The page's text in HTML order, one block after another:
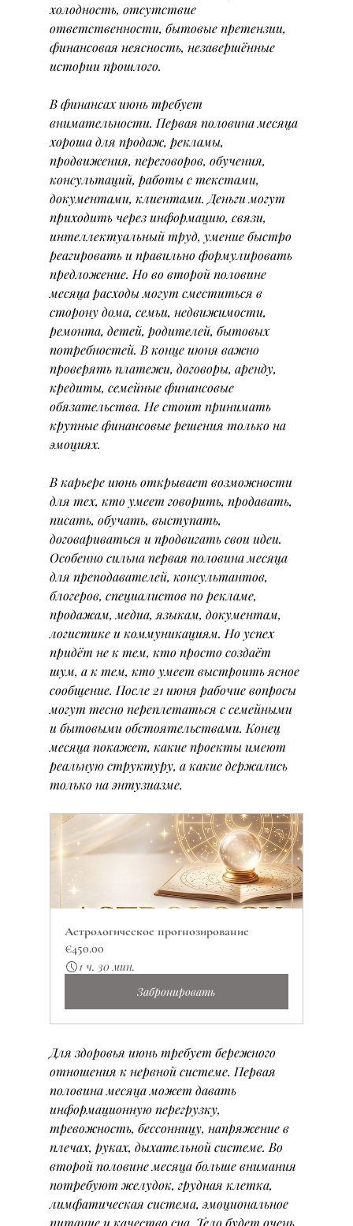
холодность, отсутствие
ответственности, бытовые претензии,
финансовая неясность, незавершённые
истории прошлого.
В финансах июнь требует
внимательности. Первая половина месяца
хороша для продаж, рекламы,
продвижения, переговоров, обучения,
консультаций, работы с текстами,
документами, клиентами. Деньги могут
приходить через информацию, связи,
интеллектуальный труд, умение быстро
реагировать и правильно формулировать
предложение. Но во второй половине
месяца расходы могут сместиться в
сторону дома, семьи, недвижимости,
ремонта, детей, родителей, бытовых
потребностей. В конце июня важно
проверять платежи, договоры, аренду,
кредиты, семейные финансовые
обязательства. Не стоит принимать
крупные финансовые решения только на
эмоциях.
В карьере июнь открывает возможности
для тех, кто умеет говорить, продавать,
писать, обучать, выступать,
договариваться и продвигать свои идеи.
Особенно сильна первая половина месяца
для преподавателей, консультантов,
блогеров, специалистов по рекламе,
продажам, медиа, языкам, документам,
логистике и коммуникациям. Но успех
придёт не к тем, кто просто создаёт
шум, а к тем, кто умеет выстроить ясное
сообщение. После 21 июня рабочие вопросы
могут тесно переплетаться с семейными
и бытовыми обстоятельствами. Конец
месяца покажет, какие проекты имеют
реальную структуру, а какие держались
только на энтузиазме.
Астрологическое прогнозирование
€450.00
1 ч. 30 мин.
Забронировать
Для здоровья июнь требует бережного
отношения к нервной системе. Первая
половина месяца может давать
информационную перегрузку,
тревожность, бессонницу, напряжение в
плечах, руках, дыхательной системе. Во
второй половине месяца больше внимания
потребуют желудок, грудная клетка,
лимфатическая система, эмоциональное
питание и качество сна. Тело будет очень